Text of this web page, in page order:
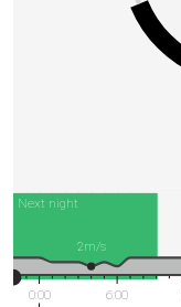
Next night
0:00 6:00
2m/s